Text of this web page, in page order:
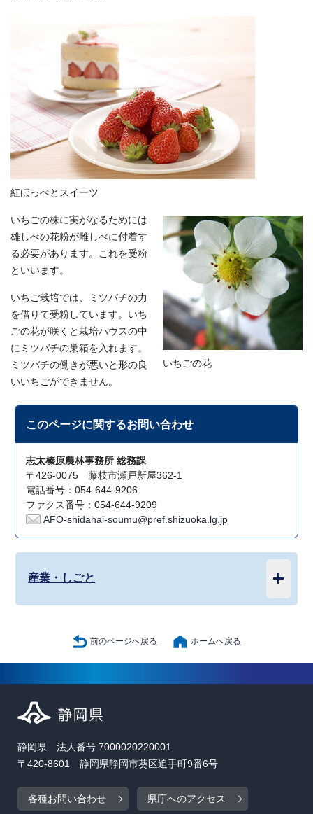
紅ほっぺとスイーツ
いちごの花
いちごの株に実がなるためには
雄しべの花粉が雌しべに付着す
る必要があります。これを受粉
といいます。
いちご栽培では、ミツバチの力
を借りて受粉しています。いち
ごの花が咲くと栽培ハウスの中
にミツバチの巣箱を入れます。
ミツバチの働きが悪いと形の良
いいちごができません。
このページに関するお問い合わせ
志太榛原農林事務所 総務課
〒426-0075 藤枝市瀬戸新屋362-1
電話番号：054-644-9206
ファクス番号：054-644-9209
AFO-shidahai-soumu@pref.shizuoka.lg.jp
産業・しごと
前のページへ戻る ホームへ戻る
静岡県 法人番号 7000020220001
〒420-8601 静岡県静岡市葵区追手町9番6号
各種お問い合わせ 県庁へのアクセス